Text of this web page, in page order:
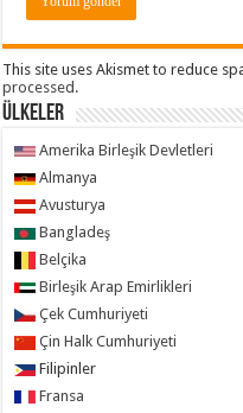
This site uses Akismet to reduce
processed.
ÜLKELER
Amerika Birleşik Devletleri
Almanya
Avusturya
Bangladeş
Belçika
Birleşik Arap Emirlikleri
Çek Cumhuriyeti
Çin Halk Cumhuriyeti
Filipinler
Fransa